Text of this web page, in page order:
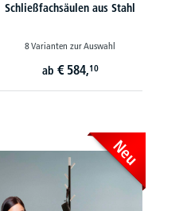
Schließfachsäulen aus Stahl
8 Varianten zur Auswahl
ab € 584,10
Neu